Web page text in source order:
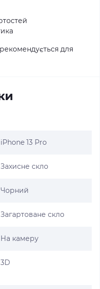
для
iPhone 13 Pro
Захисне скло
Чорний
Загартоване скло
На камеру
3D